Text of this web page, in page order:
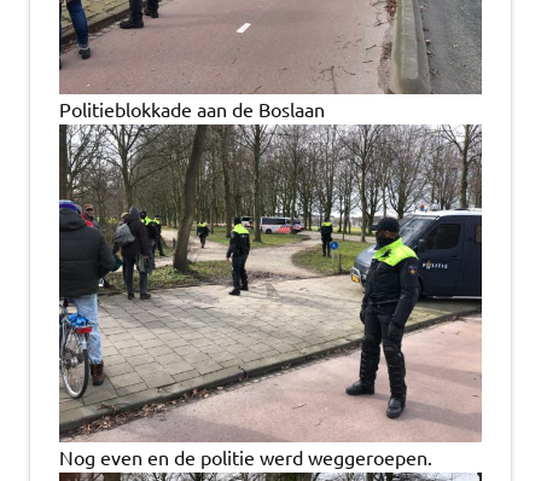
Politieblokkade aan de Boslaan
Nog even en de politie werd weggeroepen.